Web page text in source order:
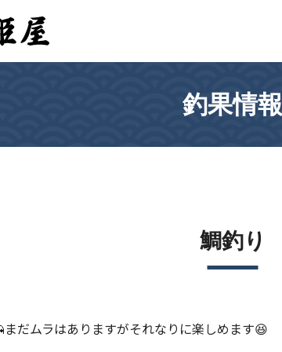
釣果情報
鯛釣り
だムラはありますがそれなりに楽しめます😆